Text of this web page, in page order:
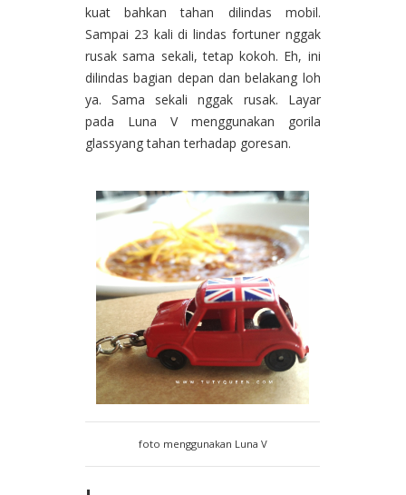
kuat bahkan tahan dilindas mobil.
Sampai 23 kali di lindas fortuner nggak
rusak sama sekali, tetap kokoh. Eh, ini
dilindas bagian depan dan belakang loh
ya. Sama sekali nggak rusak. Layar
pada Luna V menggunakan gorila
glassyang tahan terhadap goresan.
foto menggunakan Luna V